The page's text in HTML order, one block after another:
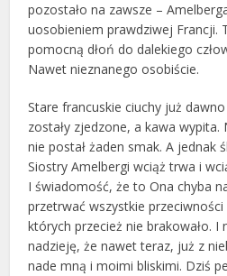
pozostało na zawsze –
uosobieniem prawdziwej Francji.
pomocną dłoń do dalekiego
Nawet nieznanego osobiście.
Stare francuskie ciuchy już
zostały zjedzone, a kawa
nie postał żaden smak. A jednak
Siostry Amelbergi wciąż trwa i
I świadomość, że to Ona chyba
przetrwać wszystkie
których przecież nie brakowało. I
nadzieję, że nawet teraz, już z
nade mną i moimi bliskimi. Dziś